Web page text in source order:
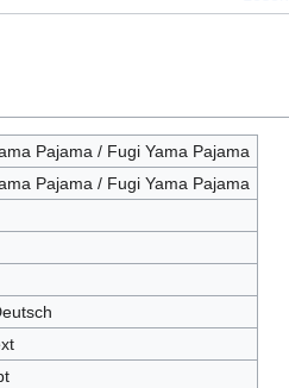
Pajama / Fugi Yama Pajama
Pajama / Fugi Yama Pajama